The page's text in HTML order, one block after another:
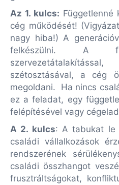
Az 1. kulcs:
cég működését!
nagy hiba!) A
felkészülni. A
szétosztásával, a cég
megoldani. Ha nincs
ez a feladat, egy
felépítésével vagy
A 2. kulcs: A tabukat le
családi vállalkozások
rendszerének
családi összhangot
frusztráltságokat,